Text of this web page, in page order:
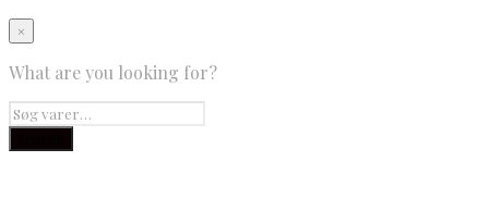
×
What are you looking for?